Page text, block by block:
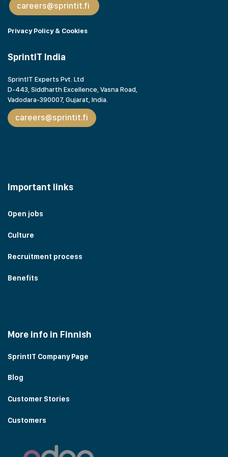
careers@sprintit.fi
Privacy Policy & Cookies
SprintIT India
SprintIT Experts Pvt. Ltd
D-443, Siddharth Excellence, Vasna Road,
Vadodara-390007, Gujarat, India.
careers@sprintit.fi
Important links
Open jobs
Culture
Recruitment process
Benefits
More info in Finnish
SprintIT Company Page
Blog
Customer Stories
Customers